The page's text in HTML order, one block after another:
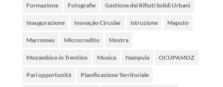
Formazione Fotografie Gestione dei Rifiuti Solidi Urbani
Inaugurazione Inovação Circular Istruzione Maputo
Marromeu Microcredito Mostra
Mozambico in Trentino Musica Nampula OCUPAMOZ
Pari opportunità Pianificazione Territoriale